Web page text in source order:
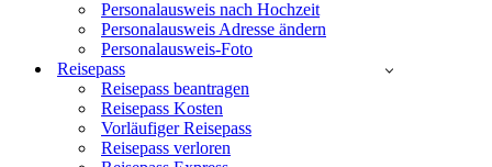
Personalausweis nach Hochzeit
Personalausweis Adresse ändern
Personalausweis-Foto
Reisepass
Reisepass beantragen
Reisepass Kosten
Vorläufiger Reisepass
Reisepass verloren